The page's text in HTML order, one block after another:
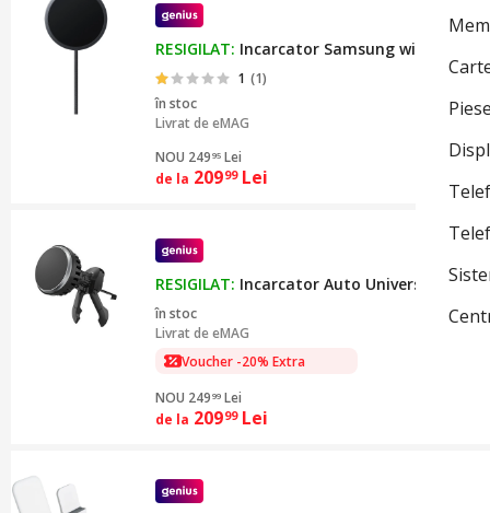
RESIGILAT: Incarcator Samsung wireless
1 (1)
în stoc
Livrat deeMAG
NOU 249 95 Lei
de la 20999 Lei
RESIGILAT: Incarcator Auto Universal
în stoc
Livrat deeMAG
Voucher -20% Extra
NOU 249 99 Lei
de la 20999 Lei